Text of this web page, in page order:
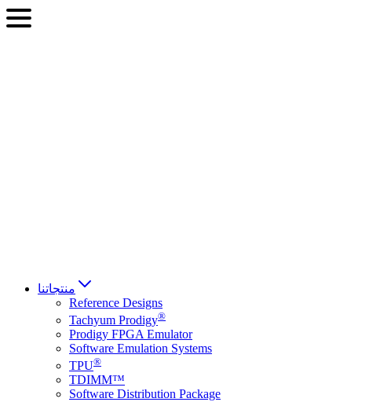
منتجاتنا
Reference Designs
Tachyum Prodigy®
Prodigy FPGA Emulator
Software Emulation Systems
TPU®
TDIMM™
Software Distribution Package